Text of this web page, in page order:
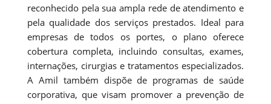
reconhecido pela sua ampla rede de atendimento e
pela qualidade dos serviços prestados. Ideal para
empresas de todos os portes, o plano oferece
cobertura completa, incluindo consultas, exames,
internações, cirurgias e tratamentos especializados.
A Amil também dispõe de programas de saúde
corporativa, que visam promover a prevenção de